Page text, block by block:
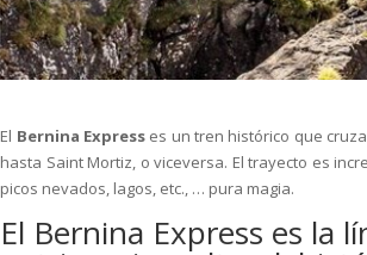
El Bernina Express es un tren histórico que
hasta Saint Mortiz, o viceversa. El trayecto es
picos nevados, lagos, etc., … pura magia.
El Bernina Express es la